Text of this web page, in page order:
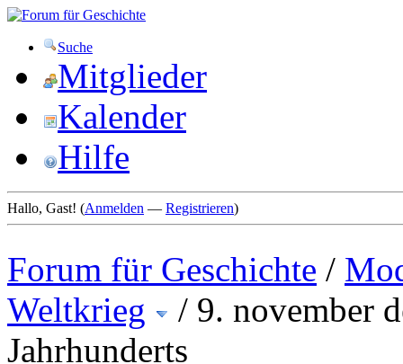
Suche
Mitglieder
Kalender
Hilfe
Hallo, Gast! (Anmelden — Registrieren)
Forum für Geschichte /
Weltkrieg
/ 9. november
Jahrhunderts